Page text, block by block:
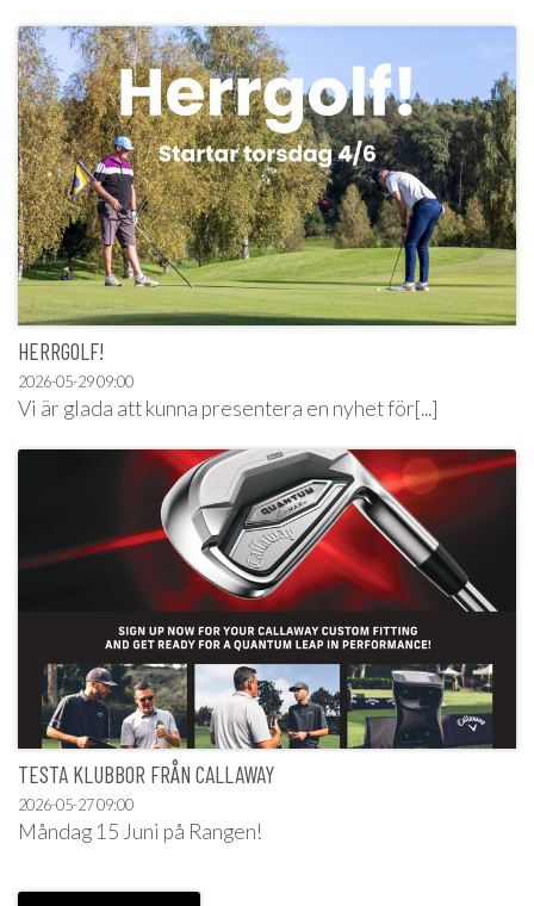
HERRGOLF!
2026-05-2909:00
Vi är glada att kunna presentera en nyhet för[...]
TESTA KLUBBOR FRÅN CALLAWAY
2026-05-2709:00
Måndag 15 Juni på Rangen!